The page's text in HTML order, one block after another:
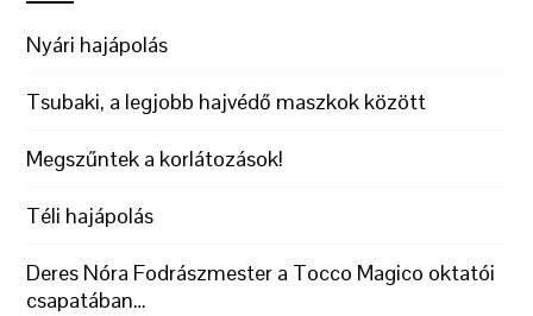
Nyári hajápolás
Tsubaki, a legjobb hajvédő maszkok között
Megszűntek a korlátozások!
Téli hajápolás
Deres Nóra Fodrászmester a Tocco Magico oktatói
csapatában…